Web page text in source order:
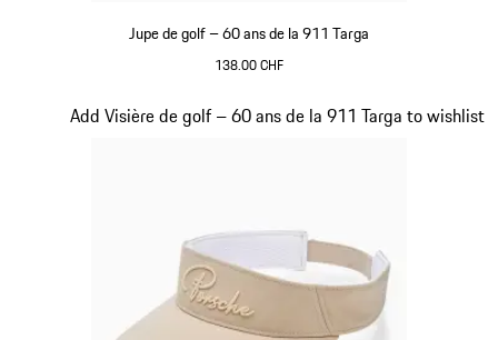
Jupe de golf – 60 ans de la 911 Targa
138.00 CHF
Add Visière de golf – 60 ans de la 911 Targa to wishlist
Diapositive 5 sur 20